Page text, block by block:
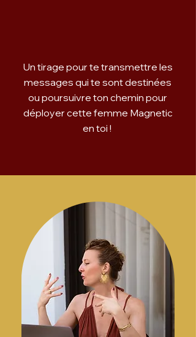
Un tirage pour te transmettre les
messages qui te sont destinées
ou poursuivre ton chemin pour
déployer cette femme Magnetic
en toi !